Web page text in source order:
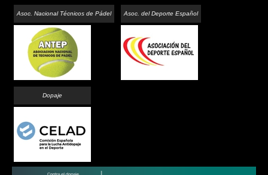
Asoc. Nacional Técnicos de Pádel Asoc. del Deporte Español
Dopaje